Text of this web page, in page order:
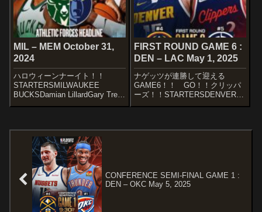
MIL – MEM October 31,
2024
ハロウィーンナーイト！！
STARTERSMILWAUKEE
BUCKSDamian LillardGary Trent
Jr.Taurean PrinceGiannis
FIRST ROUND GAME 6 :
DEN – LAC May 1, 2025
ナゲッツが連勝して迎える
GAME6！！ GO！！クリッパ
ーズ！！STARTERSDENVER
NUGGETSJamal
Jo...
CONFERENCE SEMI-FINAL GAME 1 :
DEN – OKC May 5, 2025